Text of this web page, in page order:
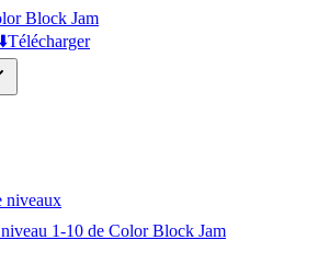
Block Jam
⬇️Télécharger
niveaux
1-10 de Color Block Jam